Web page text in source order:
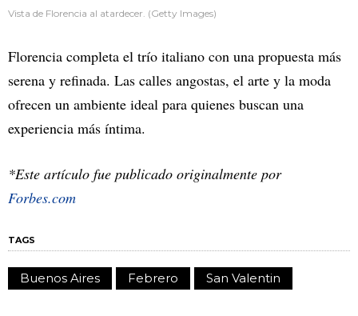
Vista de Florencia al atardecer. (Getty Images)
Florencia completa el trío italiano con una propuesta más
serena y refinada. Las calles angostas, el arte y la moda
ofrecen un ambiente ideal para quienes buscan una
experiencia más íntima.
*Este artículo fue publicado originalmente por
Forbes.com
TAGS
Buenos Aires Febrero San Valentin